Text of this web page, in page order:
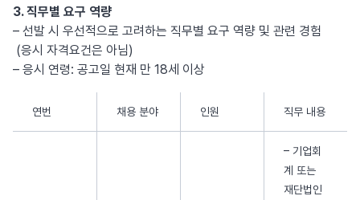
3. 직무별 요구 역량
– 선발 시 우선적으로 고려하는 직무별 요구 역량 및 관련 경험
(응시 자격요건은 아님)
– 응시 연령: 공고일 현재 만 18세 이상
연번 채용 분야 인원 직무 내용
– 기업회
계 또는
재단법인